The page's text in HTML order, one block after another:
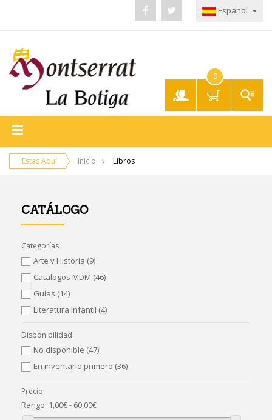
Cuenta
Español
0
Estas Aquí Inicio Libros
CATÁLOGO
Categorías
Arte y Historia (9)
Catalogos MDM (46)
Guías (14)
Literatura Infantil (4)
Disponibilidad
No disponible (47)
En inventario primero (36)
Precio
Rango: 1,00€ - 60,00€